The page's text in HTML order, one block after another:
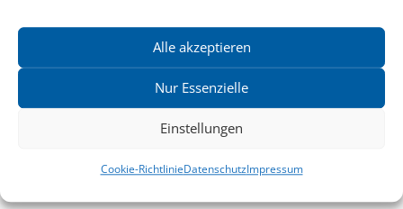
Alle akzeptieren
Nur Essenzielle
Einstellungen
Cookie-RichtlinieDatenschutzImpressum
News zu aktuellen Neuheiten und Nachrichten im zu Klampen!
Verlag – jederzeit wieder abbestellbar.
Kritische Theorie / Philosophie